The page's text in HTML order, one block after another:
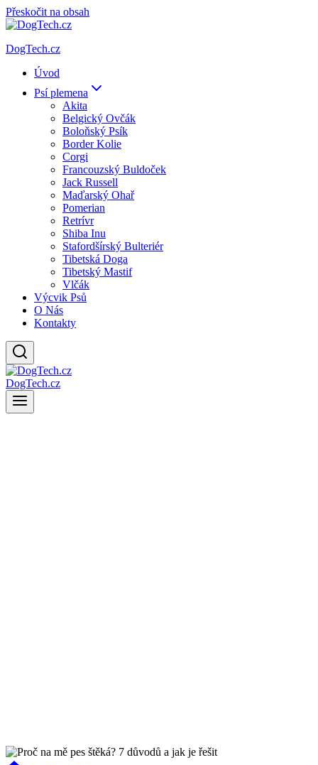
Přeskočit na obsah
DogTech.cz
Úvod
Psí plemena
Akita
Belgický Ovčák
Boloňský Psík
Border Kolie
Corgi
Francouzský Buldoček
Jack Russell
Maďarský Ohař
Pomerian
Retrívr
Shiba Inu
Stafordšírský Bulteriér
Tibetská Doga
Tibetský Mastif
Vlčák
Výcvik Psů
O Nás
Kontakty
DogTech.cz